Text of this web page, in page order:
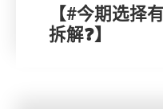
【#今期选择
拆解❓】